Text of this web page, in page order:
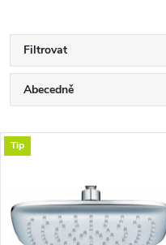
Filtrovat
Ř
a
e
Abecedně
Nejdražší
Nejprodávanější
V
ý
p
Tip